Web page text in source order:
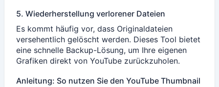
5. Wiederherstellung verlorener Dateien
Es kommt häufig vor, dass Originaldateien
versehentlich gelöscht werden. Dieses Tool bietet
eine schnelle Backup-Lösung, um Ihre eigenen
Grafiken direkt von YouTube zurückzuholen.
Anleitung: So nutzen Sie den YouTube Thumbnail